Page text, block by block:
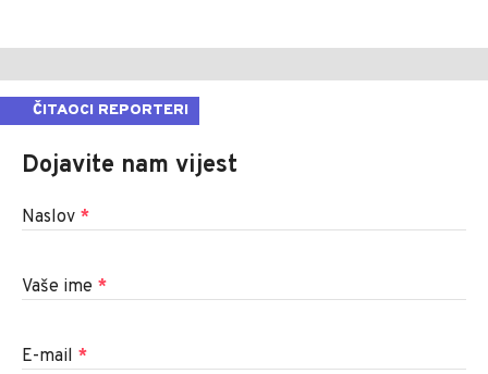
ČITAOCI REPORTERI
Dojavite nam vijest
Naslov *
Vaše ime *
E-mail *